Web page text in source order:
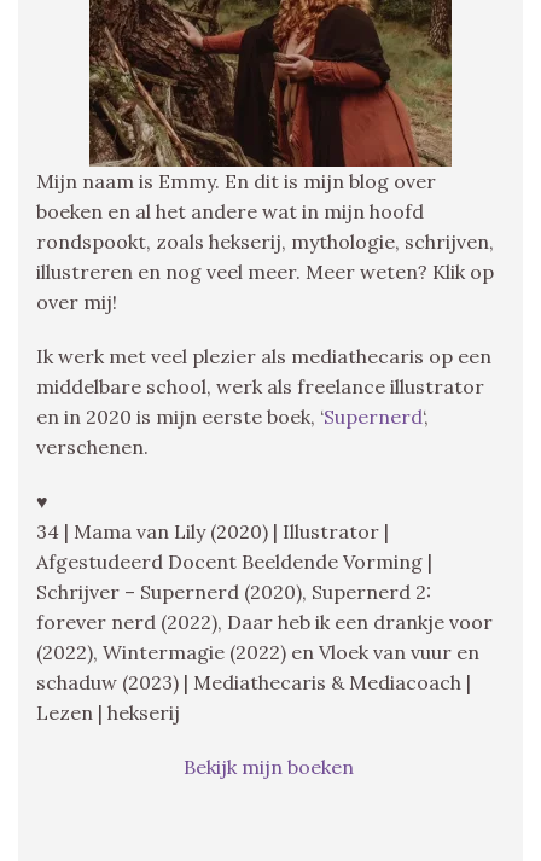
Mijn naam is Emmy. En dit is mijn blog over
boeken en al het andere wat in mijn hoofd
rondspookt, zoals hekserij, mythologie, schrijven,
illustreren en nog veel meer. Meer weten? Klik op
over mij!
Ik werk met veel plezier als mediathecaris op een
middelbare school, werk als freelance illustrator
en in 2020 is mijn eerste boek, ‘Supernerd‘,
verschenen.
♥
34 | Mama van Lily (2020) | Illustrator |
Afgestudeerd Docent Beeldende Vorming |
Schrijver – Supernerd (2020), Supernerd 2:
forever nerd (2022), Daar heb ik een drankje voor
(2022), Wintermagie (2022) en Vloek van vuur en
schaduw (2023) | Mediathecaris & Mediacoach |
Lezen | hekserij
Bekijk mijn boeken